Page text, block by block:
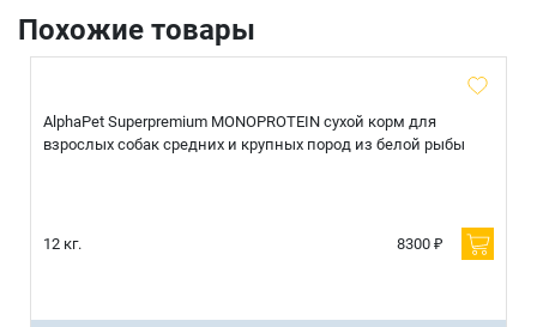
Похожие товары
AlphaPet Superpremium MONOPROTEIN сухой корм для
взрослых собак средних и крупных пород из белой рыбы
12 кг. 8300 ₽